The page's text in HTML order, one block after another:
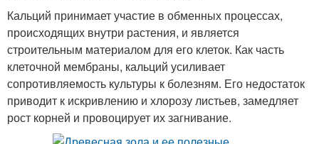
Кальций принимает участие в обменных процессах,
происходящих внутри растения, и является
строительным материалом для его клеток. Как часть
клеточной мембраны, кальций усиливает
сопротивляемость культуры к болезням. Его недостаток
приводит к искривлению и хлорозу листьев, замедляет
рост корней и провоцирует их загнивание.